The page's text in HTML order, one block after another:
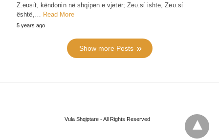
Z.eυsίt, këndonin në shqipen e vjetër; Zeυ.sί ishte, Zeυ.sί
është,…
Read More
5 years ago
Show more Posts
Vula Shqiptare - All Rights Reserved